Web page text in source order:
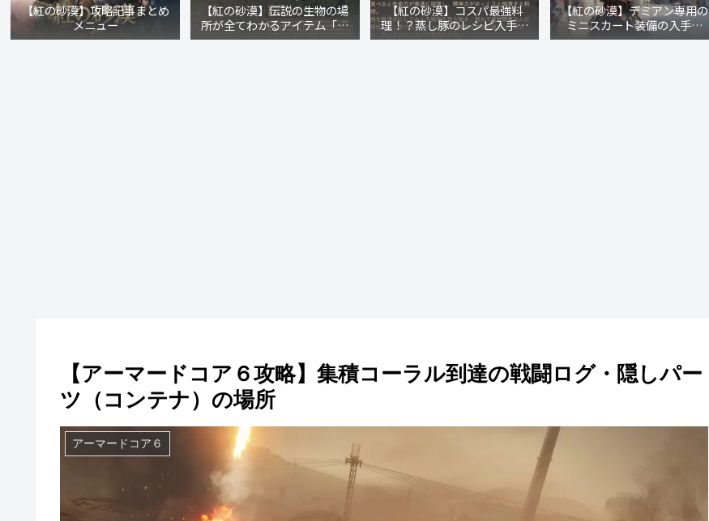
【紅の砂漠】攻略記事まとめ
メニュー
【紅の砂漠】伝説の生物の場
所が全てわかるアイテム「リ
ブルの魂」の入手方法
【紅の砂漠】コスパ最強料
理！？蒸し豚のレシピ入手方
法と作り方
【紅の砂漠】デミアン専用の
ミニスカート装備の入手方
法・場所まとめ【戦場の光】
【アーマードコア６攻略】集積コーラル到達の戦闘ログ・隠しパー
ツ（コンテナ）の場所
アーマードコア６